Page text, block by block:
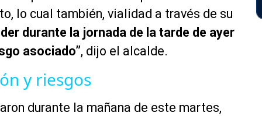
lo cual también, vialidad a través de su
durante la jornada de la tarde de ayer
asociado”, dijo el alcalde.
y riesgos
durante la mañana de este martes,